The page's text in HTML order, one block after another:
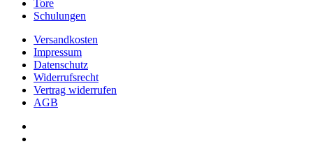
Tore
Schulungen
Versandkosten
Impressum
Datenschutz
Widerrufsrecht
Vertrag widerrufen
AGB